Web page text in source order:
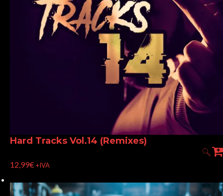
Hard Tracks Vol.14 (Remixes)
12,99€+IVA